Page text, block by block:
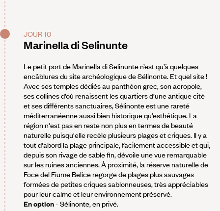
JOUR 10
Marinella di Selinunte
Le petit port de Marinella di Selinunte n’est qu’à quelques
encâblures du site archéologique de Sélinonte. Et quel site !
Avec ses temples dédiés au panthéon grec, son acropole,
ses collines d’où renaissent les quartiers d’une antique cité
et ses différents sanctuaires, Sélinonte est une rareté
méditerranéenne aussi bien historique qu’esthétique. La
région n'est pas en reste non plus en termes de beauté
naturelle puisqu'elle recèle plusieurs plages et criques. Il y a
tout d'abord la plage principale, facilement accessible et qui,
depuis son rivage de sable fin, dévoile une vue remarquable
sur les ruines anciennes. À proximité, la réserve naturelle de
Foce del Fiume Belice regorge de plages plus sauvages
formées de petites criques sablonneuses, très appréciables
pour leur calme et leur environnement préservé.
En option- Sélinonte, en privé.